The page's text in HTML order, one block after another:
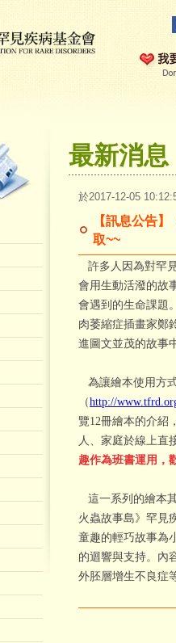
最新消息
於2017-12-05
【訊息公告
取~~
許多人因為對罕
會用生動活潑的故
會遇到的生命課題
肉萎縮症插畫家鄭
進圖文並茂的故事
為讓繪本使用方
（http://
覽12冊繪本的介紹
人、家庭於線上直
趣作為班書運用，
這一系列的繪本
火蟲故事島》罕見
童趣的輕巧故事為
的迴響與支持。內
外胚層增生不良症